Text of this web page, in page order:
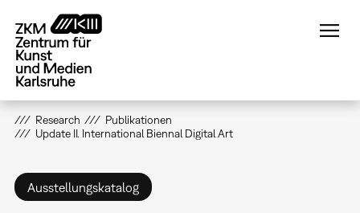
zum
Inhalt
Research
Publikationen
Update II. International Biennal Digital Art
Ausstellungskatalog